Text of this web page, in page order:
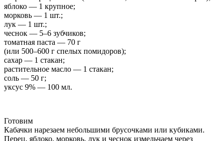
яблоко — 1 крупное;
морковь — 1 шт.;
лук — 1 шт.;
чеснок — 5–6 зубчиков;
томатная паста — 70 г
(или 500–600 г спелых помидоров);
сахар — 1 стакан;
растительное масло — 1 стакан;
соль — 50 г;
уксус 9% — 100 мл.
Готовим
Кабачки нарезаем небольшими брусочками или кубиками.
Перец, яблоко, морковь, лук и чеснок измельчаем через